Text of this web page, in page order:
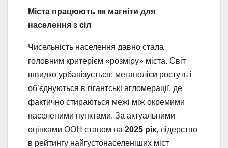
Міста працюють як магніти для
населення з сіл
Чисельність населення давно стала
головним критерієм «розміру» міста. Світ
швидко урбанізується: мегаполіси ростуть і
об’єднуються в гігантські агломерації, де
фактично стираються межі між окремими
населеними пунктами. За актуальними
оцінками ООН станом на 2025 рік, лідерство
в рейтингу найгустонаселеніших міст